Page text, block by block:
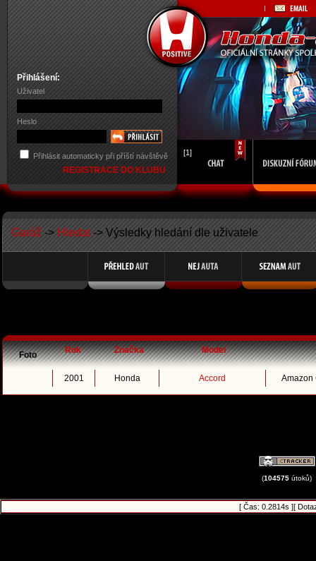
Přihlášení:
Uživatel
Heslo
Přihlásit automaticky při příští návštěvě
REGISTRACE DO KLUBU
[1]
Garáž -> Hledat-> Výsledky hledání dle uživatele
Foto Rok Značka Model
2001 Honda Accord Amazon
(104575 útoků)
[ Čas: 0.2814s ][